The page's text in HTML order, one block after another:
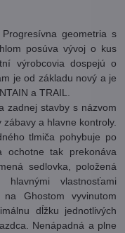
geometria s
posúva vývoj o kus
výrobcovia dospejú o
je od základu nový a je
a TRAIL.
zadnej stavby s názvom
a hlavne kontroly.
tlmiča pohybuje po
tak prekonáva
sedlovka, položená
vlastnosťami
Ghostom vyvinutom
dĺžku jednotlivých
Nenápadná a plne